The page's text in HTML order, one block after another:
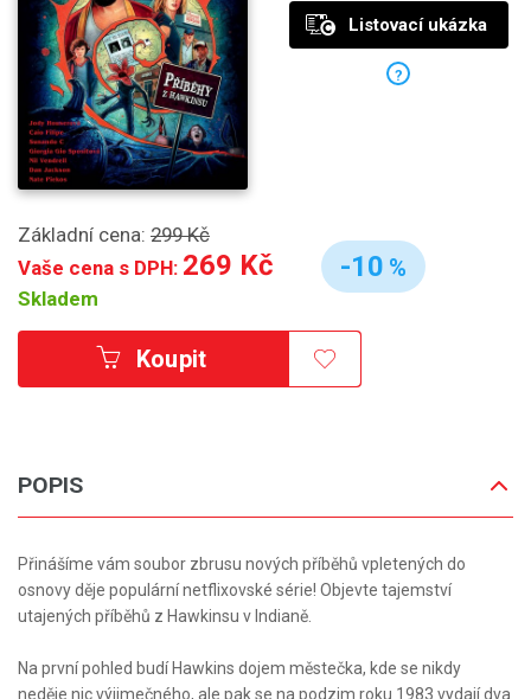
Základní cena: 299 Kč
Vaše cena s DPH: 269 Kč
Skladem
-10 %
Koupit
POPIS
Přinášíme vám soubor zbrusu nových příběhů vpletených do
osnovy děje populární netflixovské série! Objevte tajemství
utajených příběhů z Hawkinsu v Indianě.
Na první pohled budí Hawkins dojem městečka, kde se nikdy
neděje nic výjimečného, ale pak se na podzim roku 1983 vydají dva
Listovací ukázka
?